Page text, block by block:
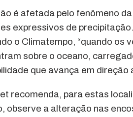
é afetada pelo fenômeno
expressivos de
o Climatempo, “quando os
sobre o oceano,
que avança em direção
recomenda, para estas
observe a alteração nas